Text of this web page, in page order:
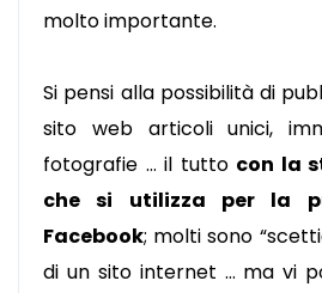
molto importante.
Si pensi alla possibilità di
sito web articoli unici,
fotografie … il tutto con la
che si utilizza per la
Facebook; molti sono
di un sito internet … ma vi